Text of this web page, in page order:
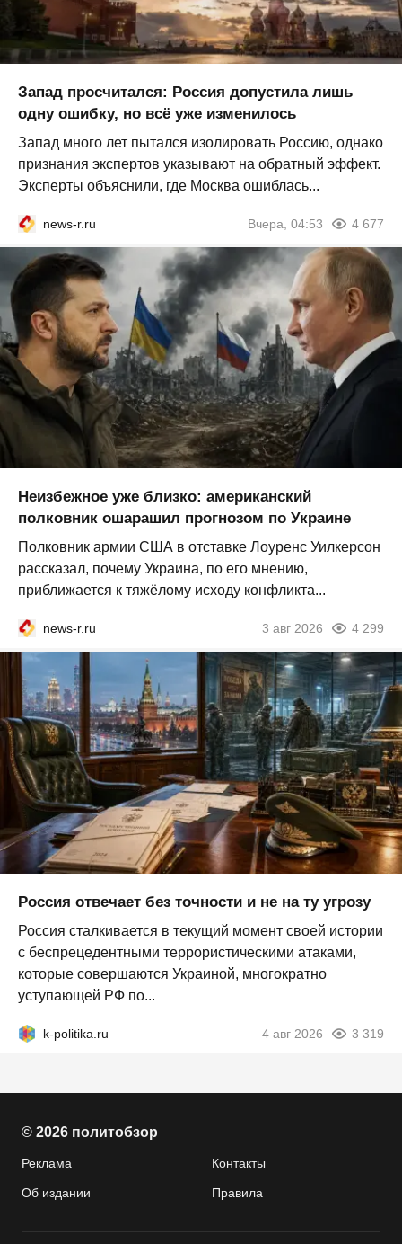
Запад просчитался: Россия допустила лишь
одну ошибку, но всё уже изменилось
Запад много лет пытался изолировать Россию, однако
признания экспертов указывают на обратный эффект.
Эксперты объяснили, где Москва ошиблась...
news-r.ru Вчера, 04:53 4 677
Неизбежное уже близко: американский
полковник ошарашил прогнозом по Украине
Полковник армии США в отставке Лоуренс Уилкерсон
рассказал, почему Украина, по его мнению,
приближается к тяжёлому исходу конфликта...
news-r.ru 3 авг 2026 4 299
Россия отвечает без точности и не на ту угрозу
Россия сталкивается в текущий момент своей истории
с беспрецедентными террористическими атаками,
которые совершаются Украиной, многократно
уступающей РФ по...
k-politika.ru 4 авг 2026 3 319
© 2026 политобзор
Реклама Контакты
Об издании Правила